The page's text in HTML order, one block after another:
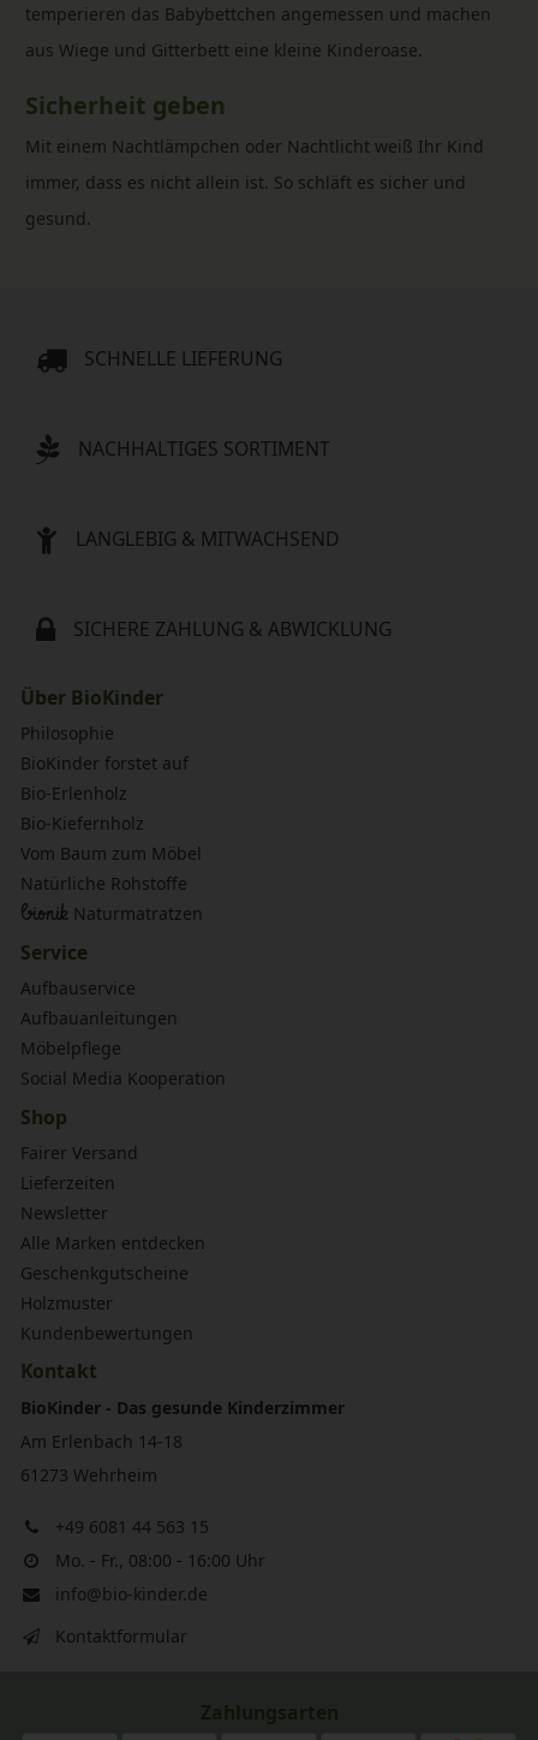
temperieren das Babybettchen angemessen und machen
aus Wiege und Gitterbett eine kleine Kinderoase.
Sicherheit geben
Mit einem Nachtlämpchen oder Nachtlicht weiß Ihr Kind
immer, dass es nicht allein ist. So schläft es sicher und
gesund.
SCHNELLE LIEFERUNG
NACHHALTIGES SORTIMENT
LANGLEBIG & MITWACHSEND
SICHERE ZAHLUNG & ABWICKLUNG
Über BioKinder
Philosophie
BioKinder forstet auf
Bio-Erlenholz
Bio-Kiefernholz
Vom Baum zum Möbel
Natürliche Rohstoffe
bionik Naturmatratzen
Service
Aufbauservice
Aufbauanleitungen
Möbelpflege
Social Media Kooperation
Shop
Fairer Versand
Lieferzeiten
Newsletter
Alle Marken entdecken
Geschenkgutscheine
Holzmuster
Kundenbewertungen
Kontakt
BioKinder - Das gesunde Kinderzimmer
Am Erlenbach 14-18
61273 Wehrheim
+49 6081 44 563 15
Mo. - Fr., 08:00 - 16:00 Uhr
info@bio-kinder.de
Kontaktformular
Zahlungsarten